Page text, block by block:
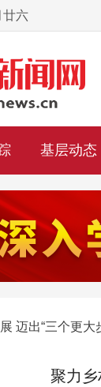
廿六
基层动态
迈出“三个更大
聚力乡